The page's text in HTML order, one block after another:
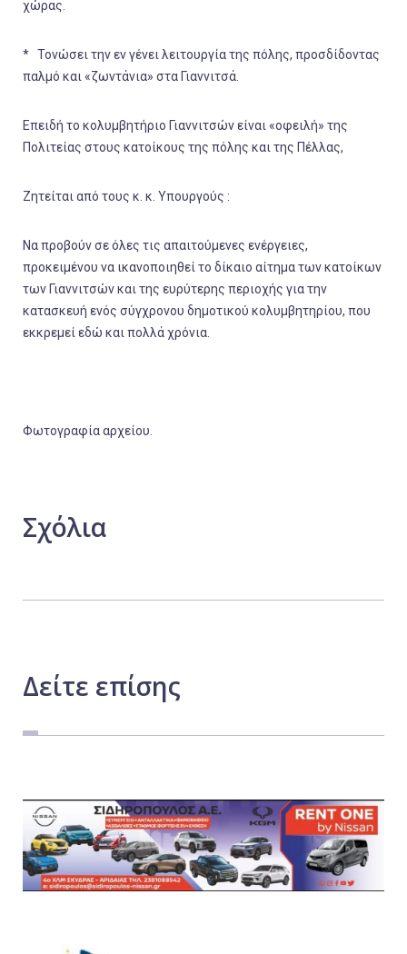
χώρας.
* Τονώσει την εν γένει λειτουργία της πόλης, προσδίδοντας
παλμό και «ζωντάνια» στα Γιαννιτσά.
Επειδή το κολυμβητήριο Γιαννιτσών είναι «οφειλή» της
Πολιτείας στους κατοίκους της πόλης και της Πέλλας,
Ζητείται από τους κ. κ. Υπουργούς :
Να προβούν σε όλες τις απαιτούμενες ενέργειες,
προκειμένου να ικανοποιηθεί το δίκαιο αίτημα των κατοίκων
των Γιαννιτσών και της ευρύτερης περιοχής για την
κατασκευή ενός σύγχρονου δημοτικού κολυμβητηρίου, που
εκκρεμεί εδώ και πολλά χρόνια.
Φωτογραφία αρχείου.
Σχόλια
Δείτε επίσης